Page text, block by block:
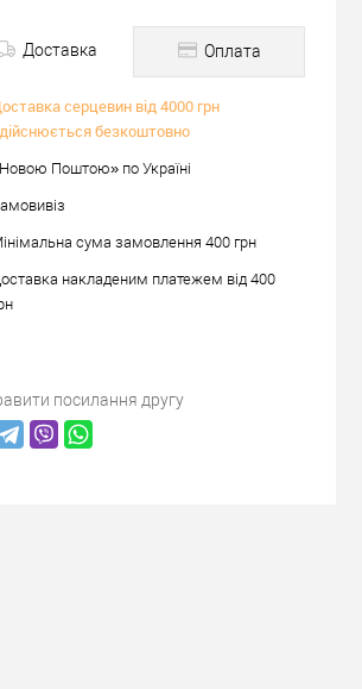
Доставка Оплата
серцевин від 4000 грн
безкоштовно
Поштою» по Україні
сума замовлення 400 грн
накладеним платежем від 400
посилання другу